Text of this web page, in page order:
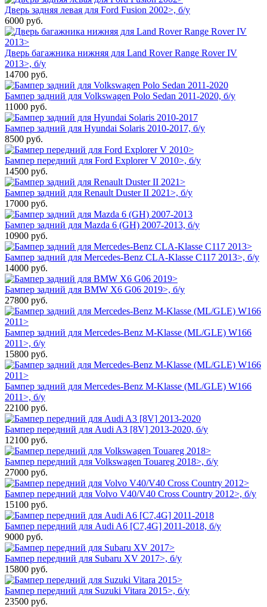
Дверь задняя левая для Ford Fusion 2002>, б/у
6000 руб.
Дверь багажника нижняя для Land Rover Range Rover IV
2013>, б/у
14700 руб.
Бампер задний для Volkswagen Polo Sedan 2011-2020, б/у
11000 руб.
Бампер задний для Hyundai Solaris 2010-2017, б/у
8500 руб.
Бампер передний для Ford Explorer V 2010>, б/у
14500 руб.
Бампер задний для Renault Duster II 2021>, б/у
17000 руб.
Бампер задний для Mazda 6 (GH) 2007-2013, б/у
10900 руб.
Бампер задний для Mercedes-Benz CLA-Klasse C117 2013>, б/у
14000 руб.
Бампер задний для BMW X6 G06 2019>, б/у
27800 руб.
Бампер задний для Mercedes-Benz M-Klasse (ML/GLE) W166
2011>, б/у
15800 руб.
Бампер задний для Mercedes-Benz M-Klasse (ML/GLE) W166
2011>, б/у
22100 руб.
Бампер передний для Audi A3 [8V] 2013-2020, б/у
12100 руб.
Бампер передний для Volkswagen Touareg 2018>, б/у
27000 руб.
Бампер передний для Volvo V40/V40 Cross Country 2012>, б/у
15100 руб.
Бампер передний для Audi A6 [C7,4G] 2011-2018, б/у
9000 руб.
Бампер передний для Subaru XV 2017>, б/у
15800 руб.
Бампер передний для Suzuki Vitara 2015>, б/у
23500 руб.